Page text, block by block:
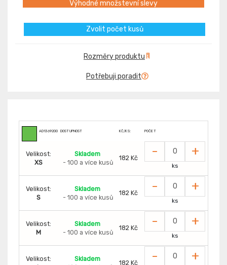
Výhodné množstevní slevy
Zvolit počet kusů
Rozměry produktu
Potřebuji poradit
AD1369200 DOSTUPNOST KČ/KS: POČET
Velikost:
XS
Skladem
- 100 a více kusů
182 Kč - +
ks
Velikost:
S
Skladem
- 100 a více kusů
182 Kč - +
ks
Velikost:
M
Skladem
- 100 a více kusů
182 Kč - +
ks
Velikost:
Skladem
182 Kč - +